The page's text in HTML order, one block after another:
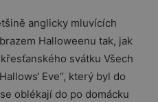
anglicky mluvících
Halloweenu tak, jak
svátku Všech
Eve“, který byl do
oblékají do po domácku